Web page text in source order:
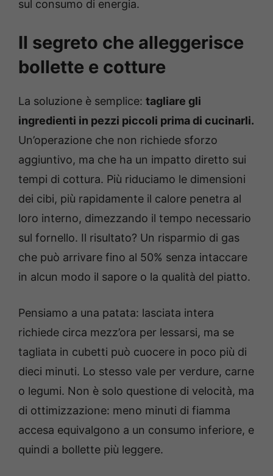
sul consumo di energia.
Il segreto che alleggerisce
bollette e cotture
La soluzione è semplice: tagliare gli
ingredienti in pezzi piccoli prima di cucinarli.
Un’operazione che non richiede sforzo
aggiuntivo, ma che ha un impatto diretto sui
tempi di cottura. Più riduciamo le dimensioni
dei cibi, più rapidamente il calore penetra al
loro interno, dimezzando il tempo necessario
sul fornello. Il risultato? Un risparmio di gas
che può arrivare fino al 50% senza intaccare
in alcun modo il sapore o la qualità del piatto.
Pensiamo a una patata: lasciata intera
richiede circa mezz’ora per lessarsi, ma se
tagliata in cubetti può cuocere in poco più di
dieci minuti. Lo stesso vale per verdure, carne
o legumi. Non è solo questione di velocità, ma
di ottimizzazione: meno minuti di fiamma
accesa equivalgono a un consumo inferiore, e
quindi a bollette più leggere.